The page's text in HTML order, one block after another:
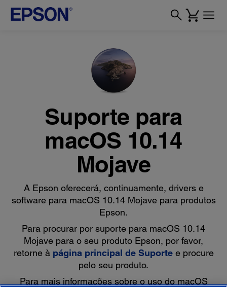
Suporte para
macOS 10.14
Mojave
A Epson oferecerá, continuamente, drivers e
software para macOS 10.14 Mojave para produtos
Epson.
Para procurar por suporte para macOS 10.14
Mojave para o seu produto Epson, por favor,
retorne à página principal de Suportee procure
pelo seu produto.
Para mais informações sobre o uso do macOS